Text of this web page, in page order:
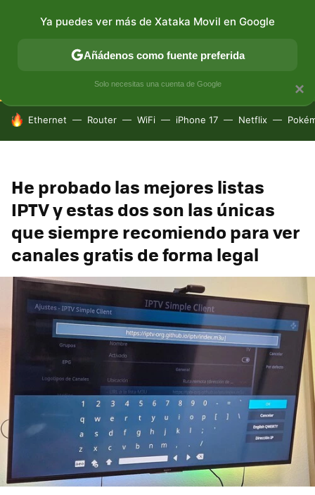
CONECTIVIDAD MÓVIL Y SOCIEDAD APLICACIONES
HOY SE HABLA DE
Ethernet Router WiFi iPhone 17 Netflix
He probado las mejores listas
IPTV y estas dos son las únicas
que siempre recomiendo para ver
canales gratis de forma legal
×
Ya puedes ver más de Xataka Movil en Google
Añádenos como fuente preferida
Solo necesitas una cuenta de Google